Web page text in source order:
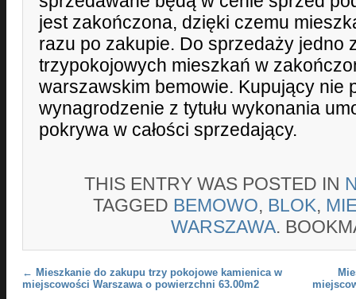
jest zakończona, dzięki czemu
razu po zakupie. Do sprzedaży jedno
trzypokojowych mieszkań w
warszawskim bemowie. Kupujący nie
wynagrodzenie z tytułu wykonania
pokrywa w całości sprzedający.
THIS ENTRY WAS POSTED IN
TAGGED BEMOWO, BLOK,
WARSZAWA.
Post navigation
← Mieszkanie do zakupu trzy pokojowe kamienica w
miejscowości Warszawa o powierzchni 63.00m2